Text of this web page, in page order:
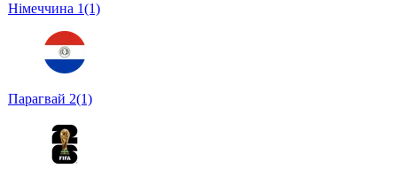
Німеччина 1(1)
Парагвай 2(1)